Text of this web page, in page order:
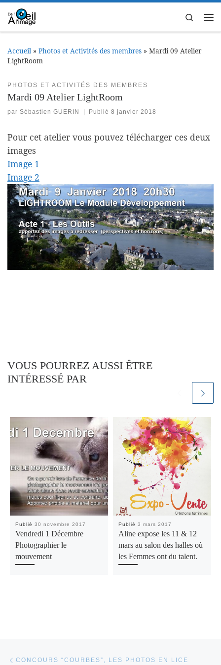
Passer au contenu
Search
Accueil » Photos et Activités des membres » Mardi 09 Atelier
LightRoom
PHOTOS ET ACTIVITÉS DES MEMBRES
Mardi 09 Atelier LightRoom
par Sébastien GUERIN Publié8 janvier 2018
Pour cet atelier vous pouvez télécharger ces deux
images
Image 1
Image 2
VOUS POURREZ AUSSI ÊTRE
INTÉRESSÉ PAR
Publié30 novembre 2017
Vendredi 1 Décembre
Photographier le
mouvement
Publié3 mars 2017
Aline expose les 11 & 12
mars au salon des halles où
les Femmes ont du talent.
CONCOURS “COURBES”, LES PHOTOS EN LICE